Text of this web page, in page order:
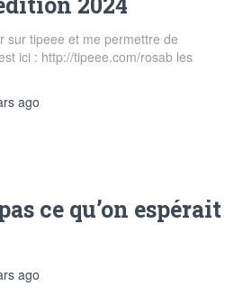
sur tipeee et me permettre de
ici : http://tipeee.com/rosab les
ago
ce qu’on espérait
ago